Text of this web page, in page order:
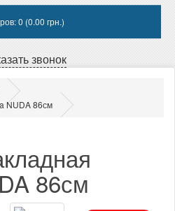
0 (0.00 грн.)
звонок
NUDA 86см
86см